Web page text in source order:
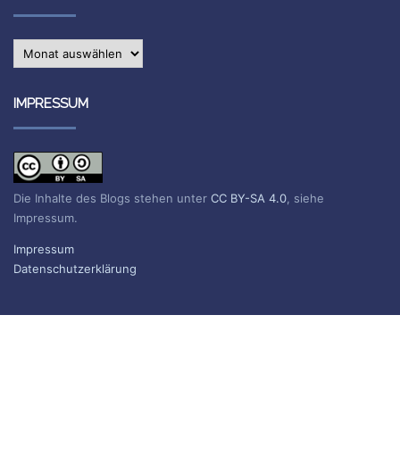
Archiv
IMPRESSUM
Die Inhalte des Blogs stehen unter CC BY-SA 4.0, siehe
Impressum.
Impressum
Datenschutzerklärung